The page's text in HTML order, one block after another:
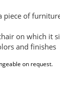
piece of
on which it
and finishes
on request.